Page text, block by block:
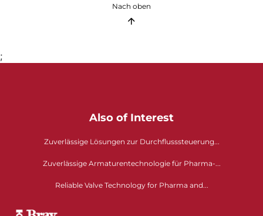
Nach oben
;
Also of Interest
Zuverlässige Lösungen zur Durchflusssteuerung...
Zuverlässige Armaturentechnologie für Pharma-...
Reliable Valve Technology for Pharma and...